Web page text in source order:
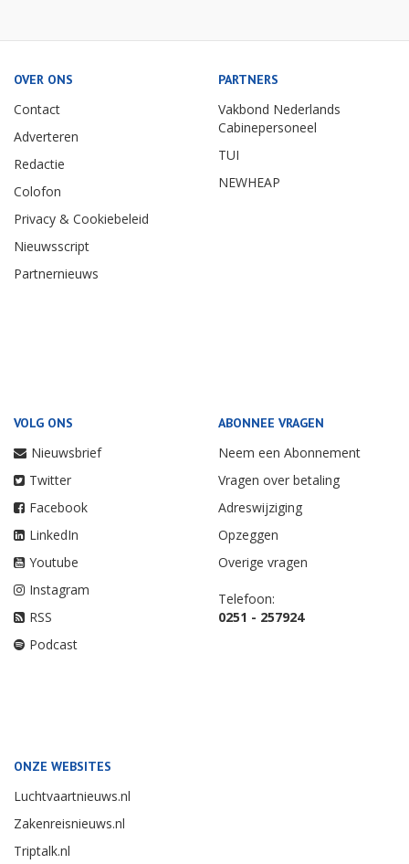
OVER ONS
Contact
Adverteren
Redactie
Colofon
Privacy & Cookiebeleid
Nieuwsscript
Partnernieuws
PARTNERS
Vakbond Nederlands
Cabinepersoneel
TUI
NEWHEAP
VOLG ONS
Nieuwsbrief
Twitter
Facebook
LinkedIn
Youtube
Instagram
RSS
Podcast
ABONNEE VRAGEN
Neem een Abonnement
Vragen over betaling
Adreswijziging
Opzeggen
Overige vragen
Telefoon:
0251 - 257924
ONZE WEBSITES
Luchtvaartnieuws.nl
Zakenreisnieuws.nl
Triptalk.nl